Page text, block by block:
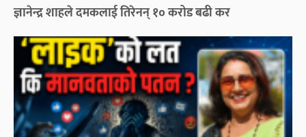
ज्ञानेन्द्र शाहले दमकलाई तिरेनन् १० करोड बढी कर